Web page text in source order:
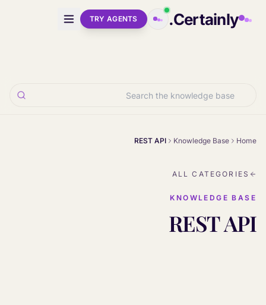
Certainly.
TRY AGENTS
Home
Knowledge Base
REST API
ALL CATEGORIES
KNOWLEDGE BASE
REST API